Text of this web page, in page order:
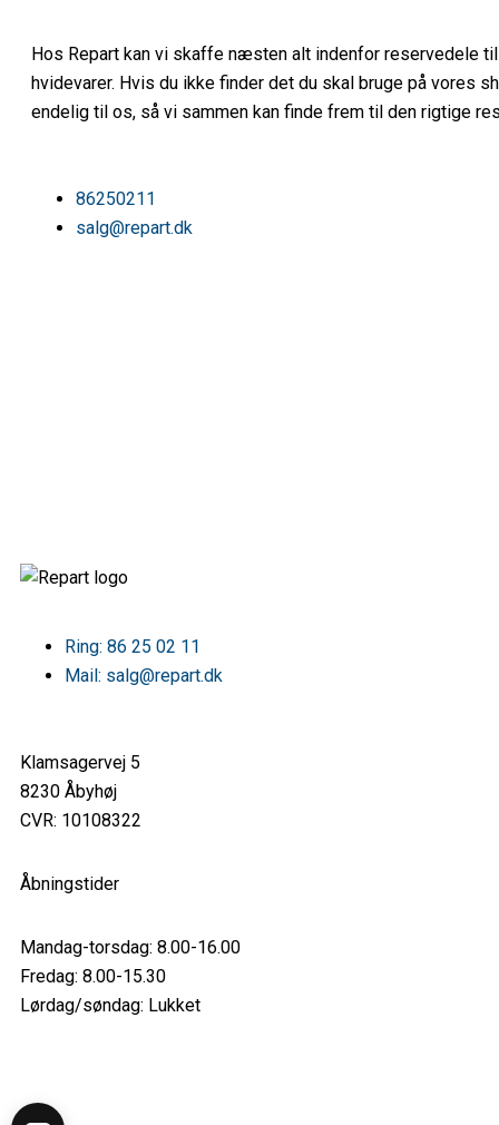
Hos Repart kan vi skaffe næsten alt indenfor reservedele
hvidevarer. Hvis du ikke finder det du skal bruge på vores
endelig til os, så vi sammen kan finde frem til den rigtige
86250211
salg@repart.dk
Ring: 86 25 02 11
Mail: salg@repart.dk
Klamsagervej 5
8230 Åbyhøj
CVR: 10108322
Åbningstider
Mandag-torsdag: 8.00-16.00
Fredag: 8.00-15.30
Lørdag/søndag: Lukket
F